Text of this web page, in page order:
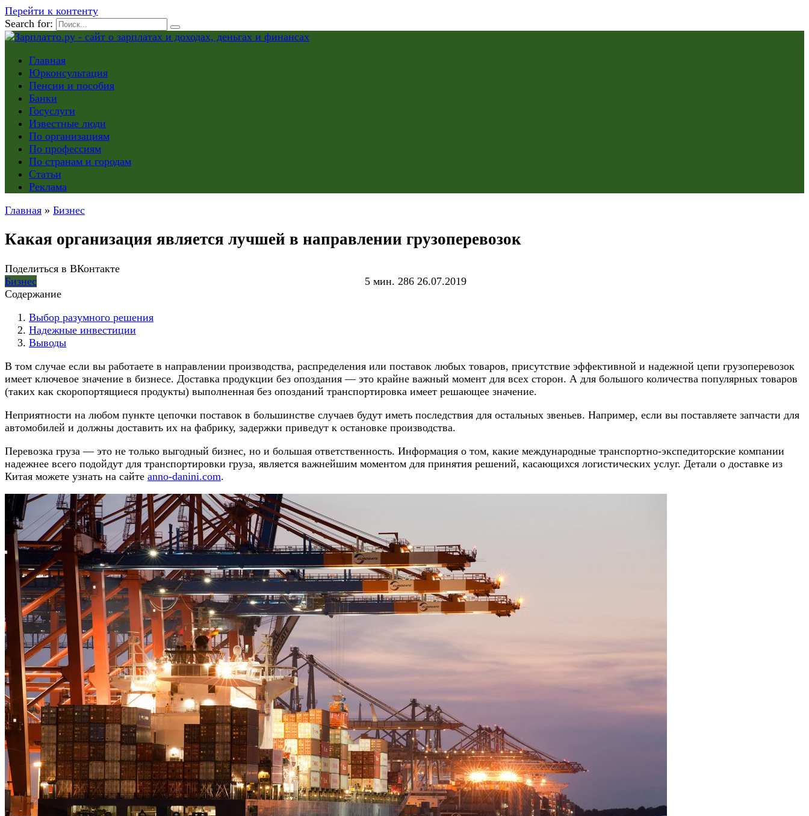
Перейти к контенту
Search for:
Главная
Юрконсультация
Пенсии и пособия
Банки
Госуслуги
Известные люди
По организациям
По профессиям
По странам и городам
Статьи
Реклама
Главная » Бизнес
Какая организация является лучшей в направлении грузоперевозок
Поделиться в ВКонтакте
Бизнес
5 мин. 286 26.07.2019
Содержание
Выбор разумного решения
Надежные инвестиции
Выводы
В том случае если вы работаете в направлении производства, распределения или поставок любых товаров, присутствие эффективной и надежной цепи грузоперевозок
имеет ключевое значение в бизнесе. Доставка продукции без опоздания — это крайне важный момент для всех сторон. А для большого количества популярных товаров
(таких как скоропортящиеся продукты) выполненная без опозданий транспортировка имеет решающее значение.
Неприятности на любом пункте цепочки поставок в большинстве случаев будут иметь последствия для остальных звеньев. Например, если вы поставляете запчасти для
автомобилей и должны доставить их на фабрику, задержки приведут к остановке производства.
Перевозка груза — это не только выгодный бизнес, но и большая ответственность. Информация о том, какие международные транспортно-экспедиторские компании
надежнее всего подойдут для транспортировки груза, является важнейшим моментом для принятия решений, касающихся логистических услуг. Детали о доставке из
Китая можете узнать на сайте anno-danini.com.